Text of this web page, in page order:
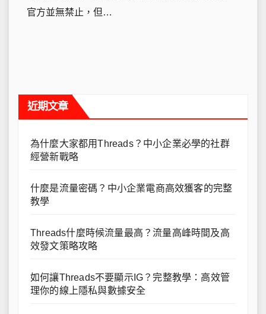
官方並無禁止，但…
近期文章
為什麼大家都用Threads？中小企業必學的社群
經營新戰略
什麼是流量密碼？中小企業電商高效獲客的完整
教學
Threads什麼時候流量最高？流量高峰時間及高
效發文策略攻略
如何讓Threads不要顯示IG？完整教學：高效管
理你的線上隱私與數據安全